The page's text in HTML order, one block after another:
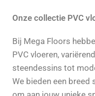
Onze collectie PVC
Bij Mega Floors
PVC vloeren,
steendessins tot
We bieden een breed